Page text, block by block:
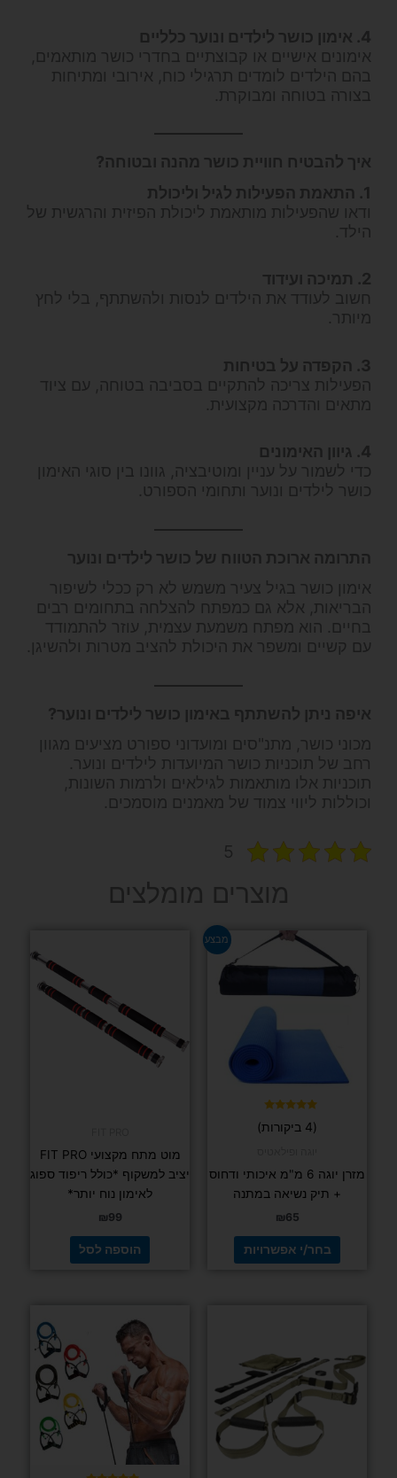
4. אימון כושר לילדים ונוער כלליים
אימונים אישיים או קבוצתיים בחדרי כושר מותאמים,
בהם הילדים לומדים תרגילי כוח, אירובי ומתיחות
בצורה בטוחה ומבוקרת.
איך להבטיח חוויית כושר מהנה ובטוחה?
1. התאמת הפעילות לגיל וליכולת
ודאו שהפעילות מותאמת ליכולת הפיזית והרגשית של
הילד.
2. תמיכה ועידוד
חשוב לעודד את הילדים לנסות ולהשתתף, בלי לחץ
מיותר.
3. הקפדה על בטיחות
הפעילות צריכה להתקיים בסביבה בטוחה, עם ציוד
מתאים והדרכה מקצועית.
4. גיוון האימונים
כדי לשמור על עניין ומוטיבציה, גוונו בין סוגי האימון
כושר לילדים ונוער ותחומי הספורט.
התרומה ארוכת הטווח של כושר לילדים ונוער
אימון כושר בגיל צעיר משמש לא רק ככלי לשיפור
הבריאות, אלא גם כמפתח להצלחה בתחומים רבים
בחיים. הוא מפתח משמעת עצמית, עוזר להתמודד
עם קשיים ומשפר את היכולת להציב מטרות ולהשיגן.
איפה ניתן להשתתף באימון כושר לילדים ונוער?
מכוני כושר, מתנ"סים ומועדוני ספורט מציעים מגוון
רחב של תוכניות כושר המיועדות לילדים ונוער.
תוכניות אלו מותאמות לגילאים ולרמות השונות,
וכוללות ליווי צמוד של מאמנים מוסמכים.
5
מוצרים מומלצים
5.00
מתוך 5
(4 ביקורות)
יוגה ופילאטיס
למוצר
מספר
לבחור
את